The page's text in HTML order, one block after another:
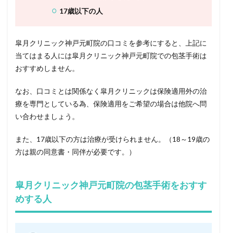
17歳以下の人
皐月クリニック神戸元町院の口コミを参考にすると、上記に
当てはまる人には皐月クリニック神戸元町院での包茎手術は
おすすめしません。
なお、口コミとは関係なく皐月クリニックは保険適用外の治
療を専門としている為、保険適用をご希望の場合は他院へ問
い合わせましょう。
また、17歳以下の方は治療が受けられません。（18～19歳の
方は親の同意書・同伴が必要です。）
皐月クリニック神戸元町院の包茎手術をおすす
めする人